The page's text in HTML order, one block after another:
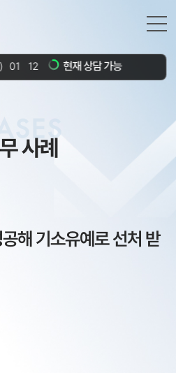
01 12 현재 상담 가능
사례
해 기소유예로 선처 받